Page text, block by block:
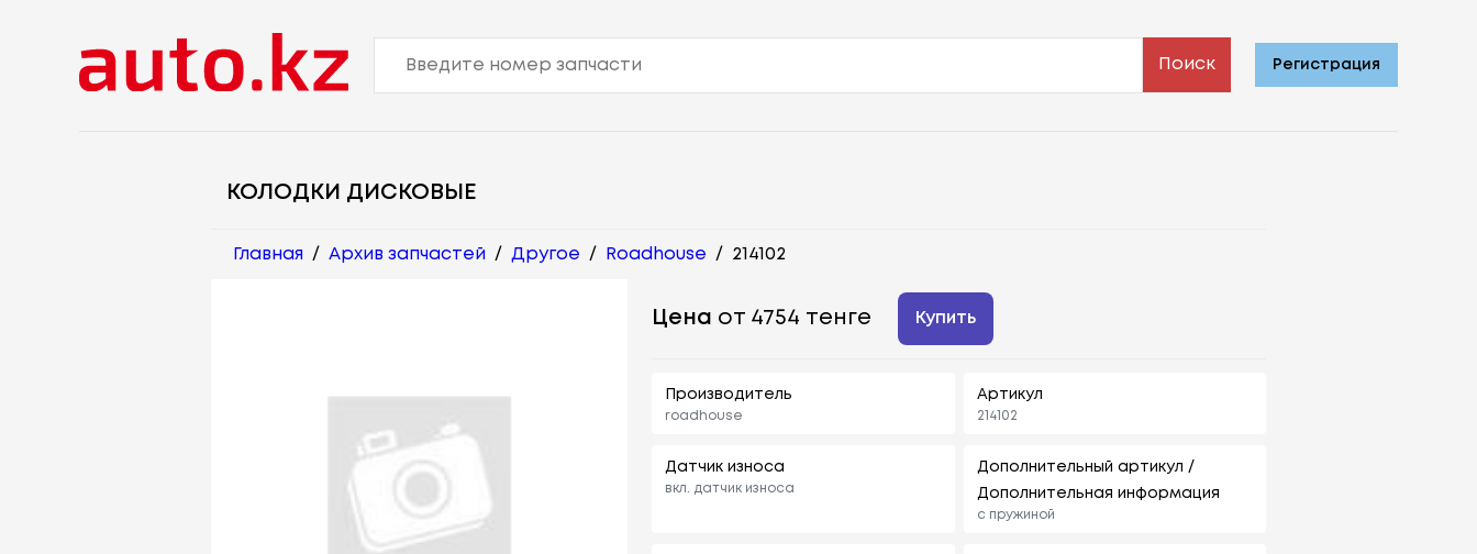
Поиск Регистрация
КОЛОДКИ ДИСКОВЫЕ
Главная / Архив запчастей / Другое / Roadhouse / 214102
Цена от 4754 тенге Купить
Производитель
roadhouse
Артикул
214102
Датчик износа
вкл. датчик износа
Дополнительный артикул /
Дополнительная информация
с пружиной